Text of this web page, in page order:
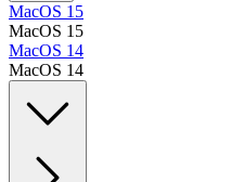
MacOS 15
MacOS 15
MacOS 14
MacOS 14